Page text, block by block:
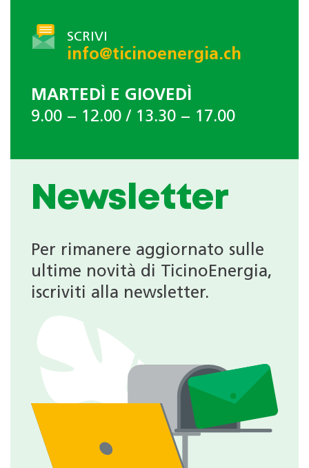
SCRIVI
info@ticinoenergia.ch
MARTEDÌ E GIOVEDÌ
9.00 − 12.00 / 13.30 − 17.00
Newsletter
Per rimanere aggiornato sulle
ultime novità di TicinoEnergia,
iscriviti alla newsletter.